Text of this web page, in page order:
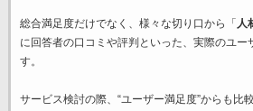
総合満足度だけでなく、様々な切り口から「 人
に回答者の口コミや評判といった、実際のユー
す。
サービス検討の際、“ユーザー満足度”からも比